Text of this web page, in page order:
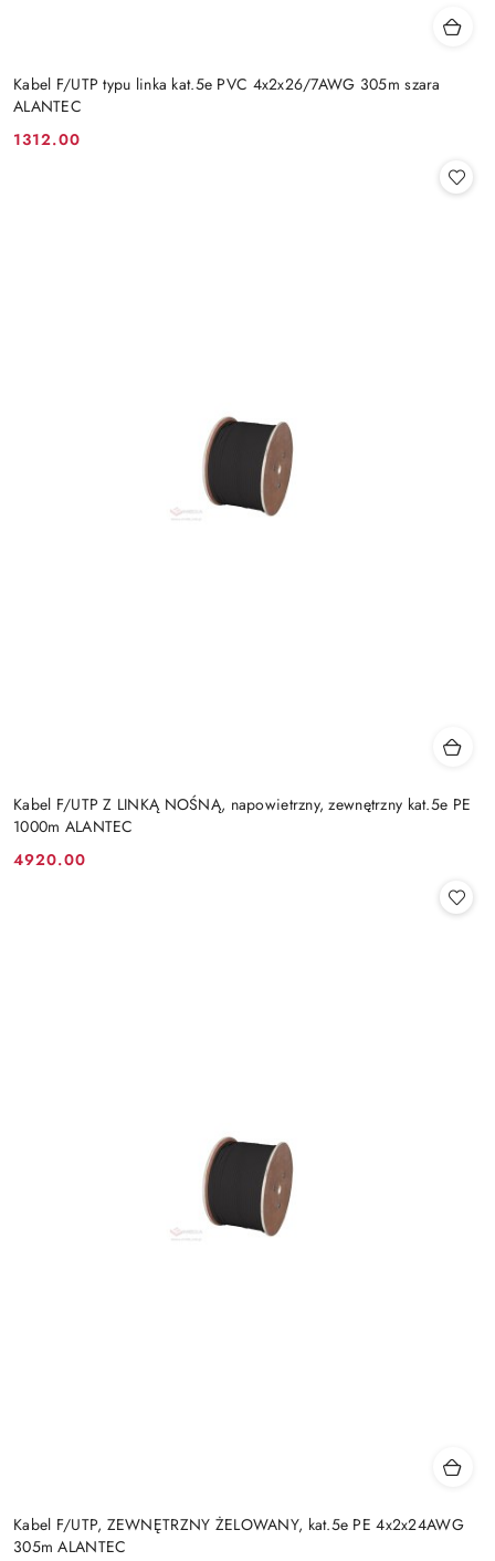
Kabel F/UTP typu linka kat.5e PVC 4x2x26/7AWG 305m szara
ALANTEC
Cena:
1312.00
Kabel F/UTP Z LINKĄ NOŚNĄ, napowietrzny, zewnętrzny kat.5e PE
1000m ALANTEC
Cena:
4920.00
Kabel F/UTP, ZEWNĘTRZNY ŻELOWANY, kat.5e PE 4x2x24AWG
305m ALANTEC